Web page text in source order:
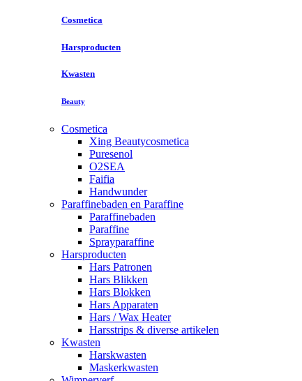
Cosmetica
Harsproducten
Kwasten
Beauty
Cosmetica
Xing Beautycosmetica
Puresenol
O2SEA
Faifia
Handwunder
Paraffinebaden en Paraffine
Paraffinebaden
Paraffine
Sprayparaffine
Harsproducten
Hars Patronen
Hars Blikken
Hars Blokken
Hars Apparaten
Hars / Wax Heater
Harsstrips & diverse artikelen
Kwasten
Harskwasten
Maskerkwasten